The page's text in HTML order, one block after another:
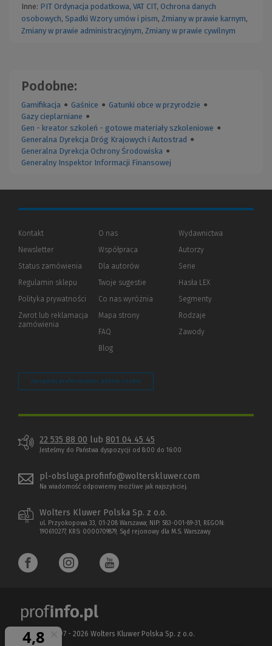
Inne: PIT Ordynacja podatkowa, VAT CIT, Ochrona danych
osobowych, Spadki Wzory umów i pism, Zmiany w prawie karnym,
Zmiany w prawie administracyjnym, Zmiany w prawie cywilnym
Podobne:
Gamifikacja ● Gaśnice ● Gatunki obce w przyrodzie ●
Gazy cieplarniane ●
Gen - kreator szkoleń - gotowe materiały szkoleniowe ●
Generalna Dyrekcja Dróg Krajowych i Autostrad ●
Generalna Dyrekcja Ochrony Środowiska ●
Generalny Inspektor Informacji Finansowej
Kontakt
Newsletter
Status zamówienia
Regulamin sklepu
Polityka prywatności (Nowe
(Link
innej
Zwrot lub reklamacja
zamówienia
O nas
Współpraca
Dla autorów(Nowe
(Link
innej
strony)
Twoje sugestie
Co nas wyróżnia
Mapa strony
FAQ
Blog
Wydawnictwa
Autorzy
Serie
Hasła LEX
Segmenty
Rodzaje
Zawody
Zarządzaj preferencjami plików cookie
22 535 88 00 lub 801 04 45 45
Jesteśmy do Państwa dyspozycji od 8:00 do 16:00
pl-obsluga.profinfo@wolterskluwer.com
Na wiadomość odpowiemy możliwe jak najszybciej.
Wolters Kluwer Polska Sp. z o.o.
ul. Przyokopowa 33, 01-208 Warszawa; NIP: 583-001-89-31, REGON:
190610277, KRS: 0000709879, Sąd rejonowy dla M.S. Warszawy
Copyright 1997 - 2026 Wolters Kluwer Polska Sp. z o.o.